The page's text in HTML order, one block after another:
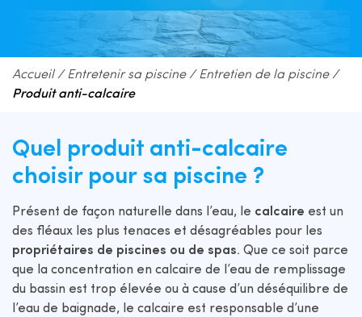
Accueil/ Entretenir sa piscine/ Entretien de la piscine/
Produit anti-calcaire
Quel produit anti-calcaire
choisir pour sa piscine ?
Présent de façon naturelle dans l’eau, le calcaire est un
des fléaux les plus tenaces et désagréables pour les
propriétaires de piscines ou de spas. Que ce soit parce
que la concentration en calcaire de l’eau de remplissage
du bassin est trop élevée ou à cause d’un déséquilibre de
l’eau de baignade, le calcaire est responsable d’une